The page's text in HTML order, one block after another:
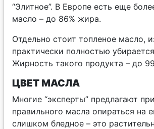
“Элитное”. В Европе есть еще
масло – до 86% жира.
Отдельно стоит топленое масло,
практически полностью
Жирность такого продукта – до
ЦВЕТ МАСЛА
Многие “эксперты” предлагают
правильного масла опираться на
слишком бледное – это